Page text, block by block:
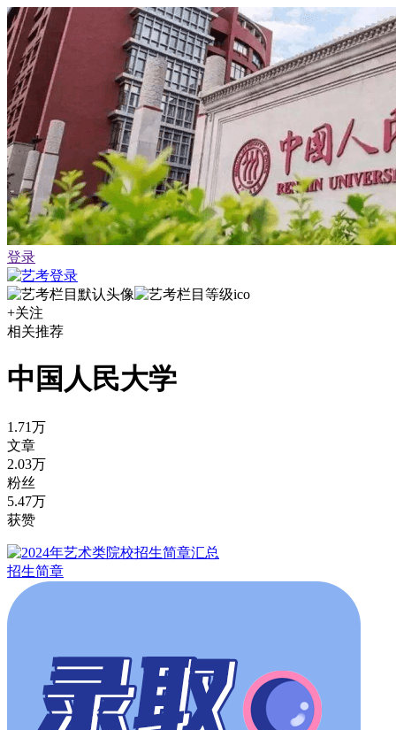
登录
+关注
相关推荐
中国人民大学
1.71万
文章
2.03万
粉丝
5.47万
获赞
招生简章